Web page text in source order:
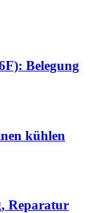
Belegung
kühlen
Reparatur